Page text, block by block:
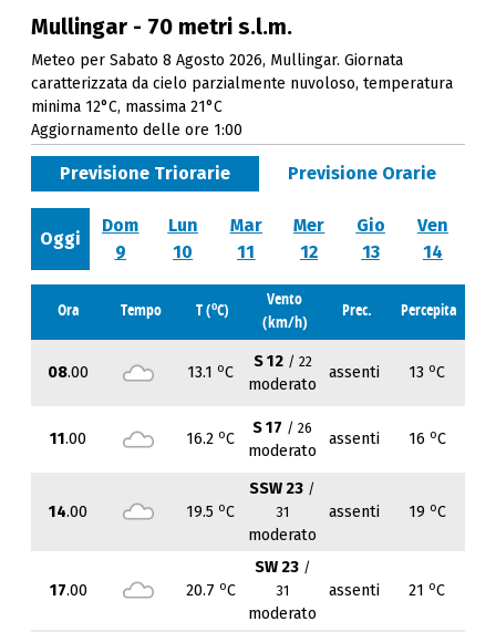
Mullingar - 70 metri s.l.m.
Meteo per Sabato 8 Agosto 2026, Mullingar. Giornata
caratterizzata da cielo parzialmente nuvoloso, temperatura
minima 12°C, massima 21°C
Aggiornamento delle ore 1:00
Previsione Triorarie Previsione Orarie
Oggi
Dom
9
Lun
10
Mar
11
Mer
12
Gio
13
Ven
14
Ora Tempo T (oC)
Vento
(km/h)
Prec. Percepita
08.00 13.1 oC
S 12 / 22
moderato
assenti 13 oC
11.00 16.2 oC
S 17 / 26
moderato
assenti 16 oC
14.00 19.5 oC
SSW 23 /
31
moderato
assenti 19 oC
17.00 20.7 oC
SW 23 /
31
moderato
assenti 21 oC